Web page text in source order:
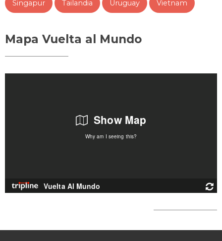
Singapur Tailandia Uruguay Vietnam
Mapa Vuelta al Mundo